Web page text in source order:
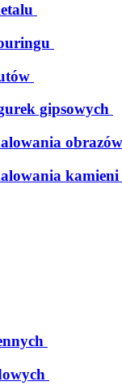
gipsowych
kamieni